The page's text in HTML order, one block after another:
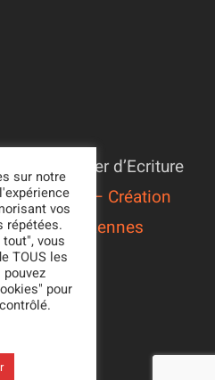
L’Atelier d’Ecriture
Ionoff – Création
à Rennes
sur notre
vos
répétées.
vous
TOUS les
pour